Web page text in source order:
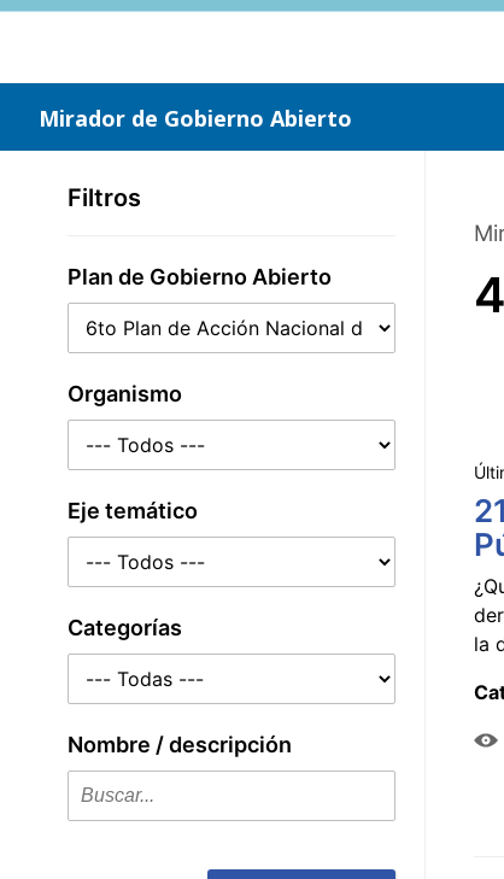
Saltar
Mirador de Gobierno Abierto
Filtros
Plan de Gobierno Abierto
Organismo
Eje temático
Categorías
Nombre / descripción
la